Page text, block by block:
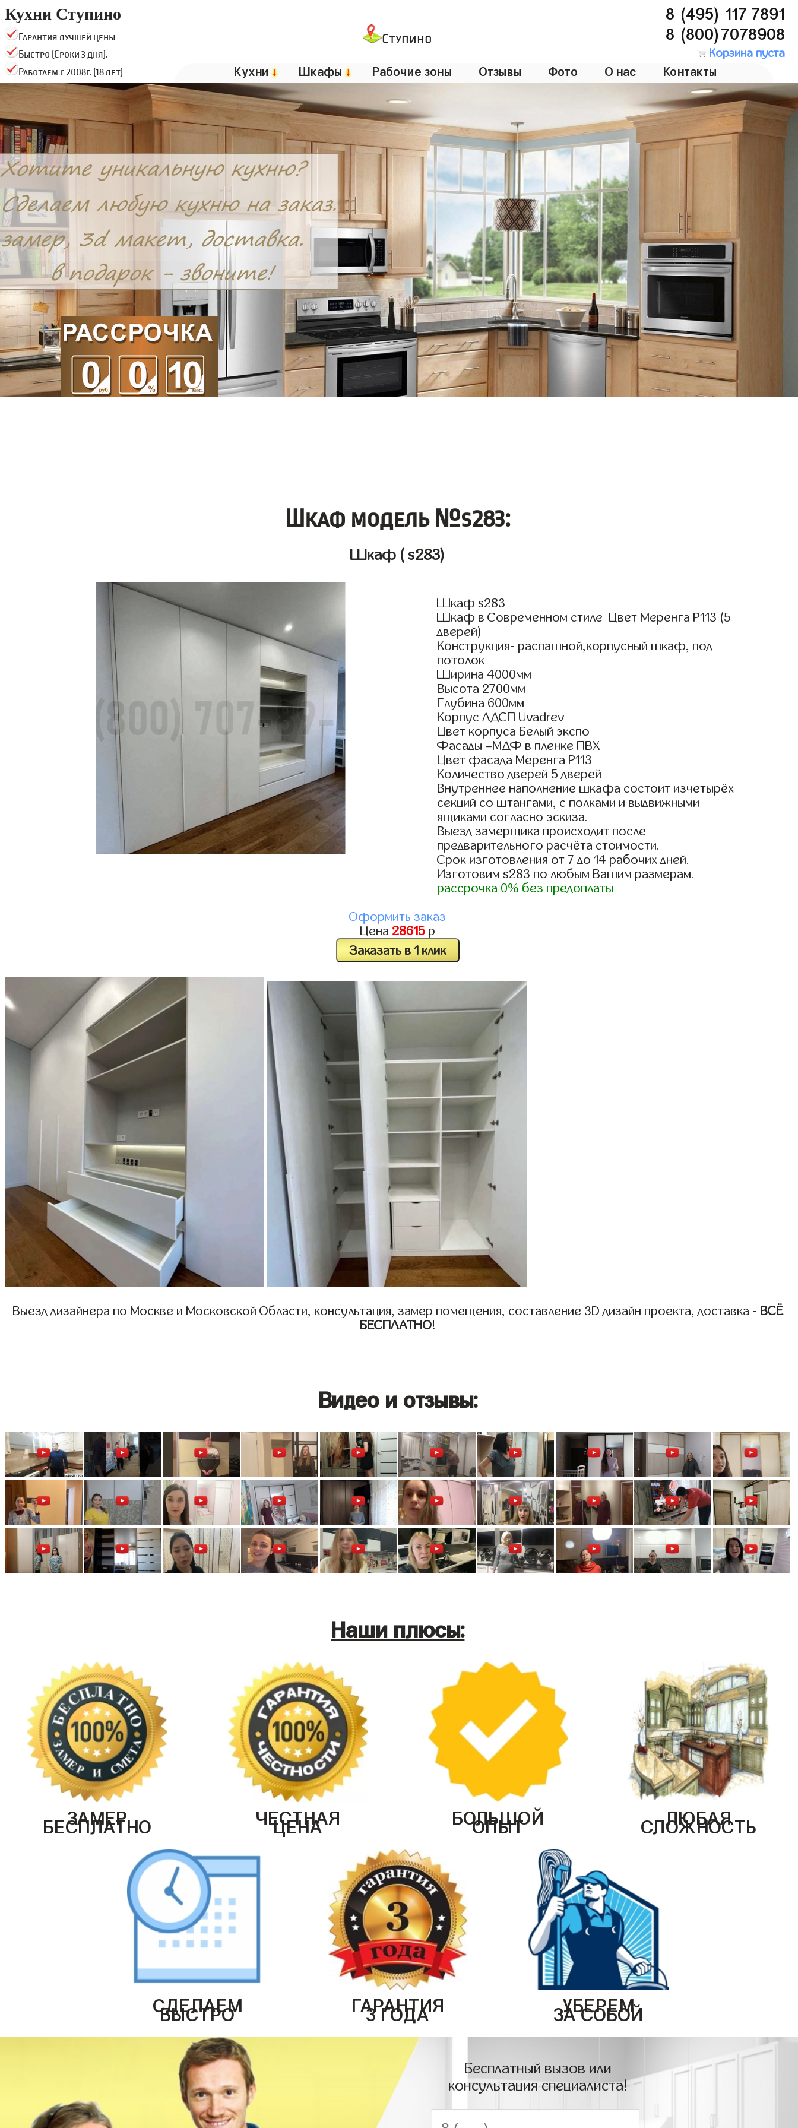
Кухни Ступино
Гарантия лучшей цены
Быстро (Сроки 3 дня).
Работаем с 2008г. (18 лет)
Ступино
8 (495) 117 7891
8 (800)7078908
Корзина пуста
Кухни↓ Шкафы↓ Рабочие зоны Отзывы Фото О нас Контакты
Шкаф модель №s283:
Шкаф ( s283)
Шкаф s283
Шкаф в Современном стиле Цвет Меренга Р113 (5
дверей)
Конструкция- распашной,корпусный шкаф, под
потолок
Ширина 4000мм
Высота 2700мм
Глубина 600мм
Корпус ЛДСП Uvadrev
Цвет корпуса Белый экспо
Фасады –МДФ в пленке ПВХ
Цвет фасада Меренга Р113
Количество дверей 5 дверей
Внутреннее наполнение шкафа состоит изчетырёх
секций со штангами, с полками и выдвижными
ящиками согласно эскиза.
Выезд замерщика происходит после
предварительного расчёта стоимости.
Срок изготовления от 7 до 14 рабочих дней.
Изготовим s283 по любым Вашим размерам.
рассрочка 0% без предоплаты
Оформить заказ
Цена 28615 р
Заказать в 1 клик
Выезд дизайнера по Москве и Московской Области, консультация, замер помещения, составление 3D дизайн проекта, доставка - ВСЁ
БЕСПЛАТНО!
Видео и отзывы:
Наши плюсы:
ЗАМЕР
БЕСПЛАТНО ЧЕСТНАЯ
ЦЕНА БОЛЬШОЙ
ОПЫТ ЛЮБАЯ
СЛОЖНОСТЬ
СДЕЛАЕМ
БЫСТРО ГАРАНТИЯ
3 ГОДА УБЕРЕМ
ЗА СОБОЙ
Бесплатный вызов или
консультация специалиста!